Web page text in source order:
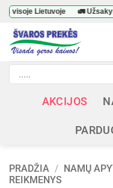
Skip
content
Lietuvoje 🚛 Užsakymams
Products
search
AKCIJOS
PRADŽIA / NAMŲ
REIKMENYS